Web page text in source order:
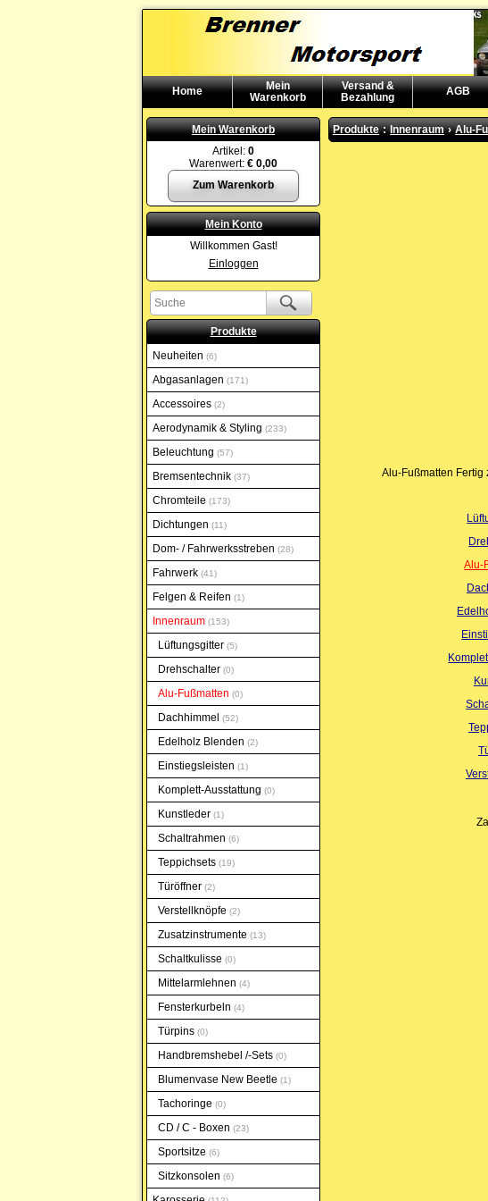
Home
Mein
Warenkorb
Versand &
Bezahlung
AGB
Mein Warenkorb
Artikel: 0
Warenwert: € 0,00
Zum Warenkorb
Mein Konto
Willkommen Gast!
Einloggen
Produkte
Neuheiten
6
Abgasanlagen 171
Accessoires 2
Aerodynamik & Styling 233
Beleuchtung 57
Bremsentechnik 37
Chromteile 173
Dichtungen 11
Dom- / Fahrwerksstreben 28
Fahrwerk 41
Felgen & Reifen 1
Innenraum 153
Lüftungsgitter 5
Drehschalter 0
Alu-Fußmatten 0
Dachhimmel 52
Edelholz Blenden 2
Einstiegsleisten 1
Komplett-Ausstattung 0
Kunstleder 1
Schaltrahmen 6
Teppichsets 19
Türöffner 2
Verstellknöpfe 2
Zusatzinstrumente 13
Schaltkulisse 0
Mittelarmlehnen 4
Fensterkurbeln 4
Türpins 0
Handbremshebel /-Sets 0
Blumenvase New Beetle 1
Tachoringe 0
CD / C - Boxen 23
Sportsitze 6
Sitzkonsolen 6
Produkte : Innenraum › Alu-
Alu-Fußmatten Fertig
Alu-